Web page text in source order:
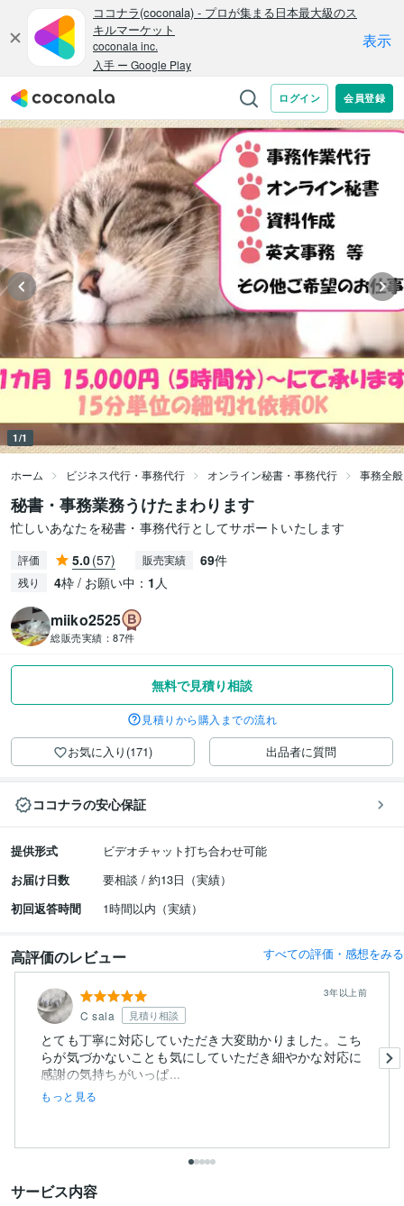
1/1
ホーム ビジネス代行・事務代行 オンライン秘書・事務代行 事務全
秘書・事務業務うけたまわります
忙しいあなたを秘書・事務代行としてサポートいたします
評価 5.0(57) 販売実績 69件
残り 4枠 / お願い中： 1 人
miiko2525
総販売実績： 87件
無料で見積り相談
見積りから購入までの流れ
お気に入り(171) 出品者に質問
ココナラの安心保証
提供形式
ビデオチャット打ち合わせ可能
お届け日数
要相談 / 約13日（実績）
初回返答時間
1時間以内（実績）
高評価のレビュー すべての評価・感想をみる
C sala 見積り相談
3年以上前
とても丁寧に対応していただき大変助かりました。こち
らが気づかないことも気にしていただき細やかな対応に
感謝の気持ちがいっぱ...
もっと見る
サービス内容